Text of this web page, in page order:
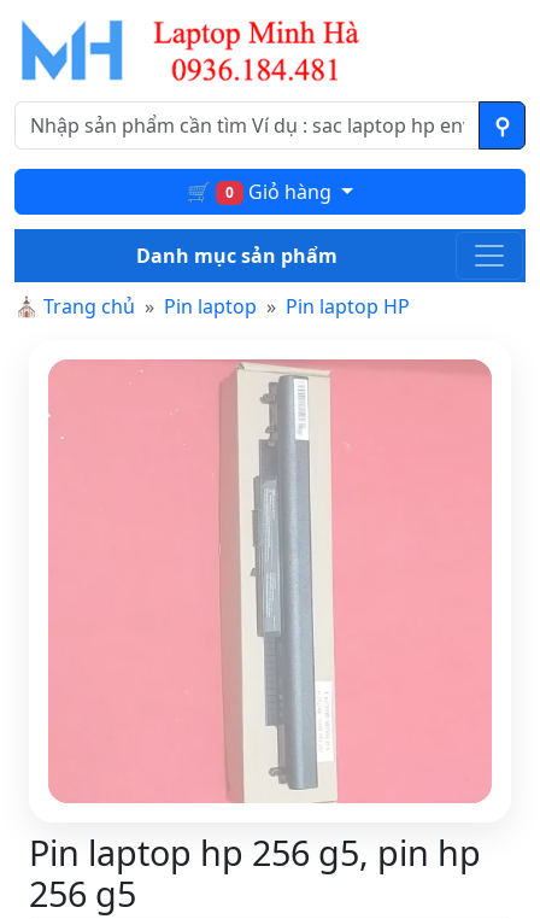
🛒 0 Giỏ hàng
Danh mục sản phẩm
⛪ Trang chủ Pin laptop Pin laptop HP
Pin laptop hp 256 g5, pin hp
256 g5